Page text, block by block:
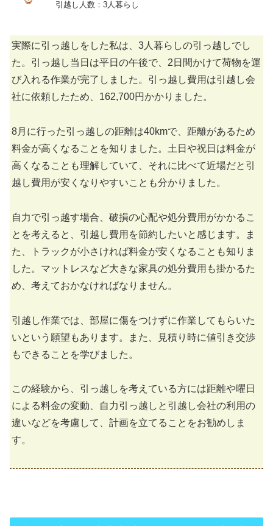
引越し人数：3人暮らし
実際に引っ越しをした私は、3人暮らしの引っ越しでし
た。引っ越し当日は平日の午後で、2日間かけて荷物を運
び入れる作業が完了しました。引っ越し費用は引越し会
社に依頼したため、162,700円かかりました。
8月に行った引っ越しの距離は40kmで、距離があるため
料金が高くなることを知りました。土日や祝日は料金が
高くなることも理解していて、それに比べて近場だと引
越し費用が安くなりやすいことも分かりました。
自力で引っ越す場合、破損の心配や処分費用がかかるこ
とを考えると、引越し費用を節約したいと感じます。ま
た、トラックが小さければ料金が安くなることも知りま
した。マットレスなど大きな家具の処分費用も掛かるた
め、考えておかなければなりません。
引越し作業では、部屋に傷をつけずに作業してもらいた
いという願望もあります。また、見積り時に値引き交渉
もできることを学びました。
この経験から、引っ越しを考えている方には距離や曜日
による料金の変動、自力引っ越しと引越し会社の利用の
違いなどを考慮して、計画を立てることをお勧めしま
す。